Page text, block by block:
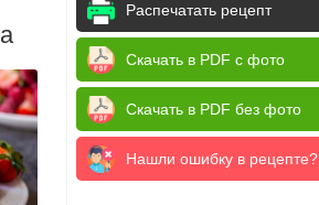
Распечатать рецепт
Скачать в PDF с фото
Скачать в PDF без фото
Нашли ошибку в рецепте?